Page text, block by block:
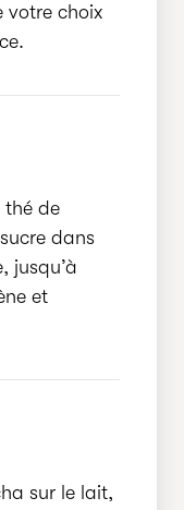
votre choix
thé de
dans
jusqu’à
et
sur le lait,